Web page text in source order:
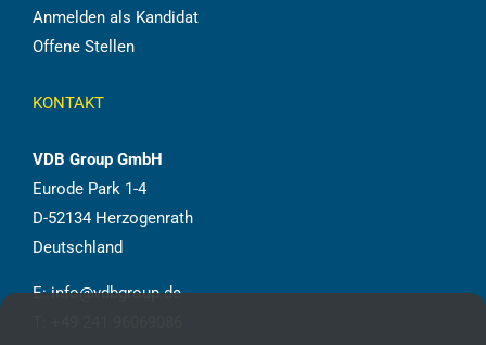
Anmelden als Kandidat
Offene Stellen
KONTAKT
VDB Group GmbH
Eurode Park 1-4
D-52134 Herzogenrath
Deutschland
E:info@vdbgroup.de